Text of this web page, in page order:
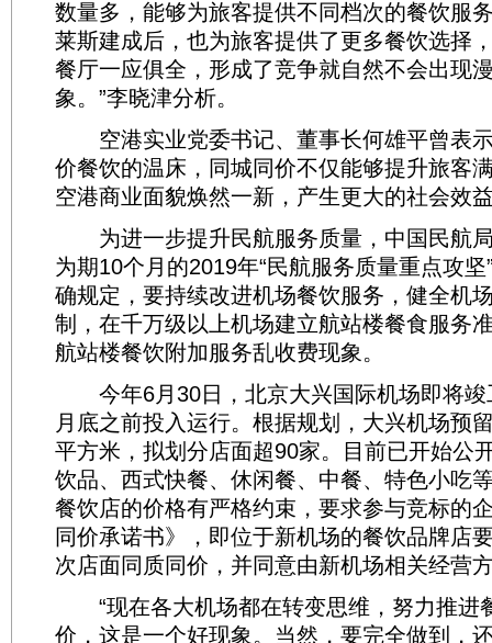
数量多，能够为旅客提供不同档次的餐饮服
莱斯建成后，也为旅客提供了更多餐饮选择
餐厅一应俱全，形成了竞争就自然不会出现
象。”李晓津分析。
空港实业党委书记、董事长何雄平曾表
价餐饮的温床，同城同价不仅能够提升旅客
空港商业面貌焕然一新，产生更大的社会效
为进一步提升民航服务质量，中国民航
为期10个月的2019年“民航服务质量重点攻
确规定，要持续改进机场餐饮服务，健全机
制，在千万级以上机场建立航站楼餐食服务
航站楼餐饮附加服务乱收费现象。
今年6月30日，北京大兴国际机场即将竣
月底之前投入运行。根据规划，大兴机场预
平方米，拟划分店面超90家。目前已开始公
饮品、西式快餐、休闲餐、中餐、特色小吃
餐饮店的价格有严格约束，要求参与竞标的
同价承诺书》，即位于新机场的餐饮品牌店
次店面同质同价，并同意由新机场相关经营
“现在各大机场都在转变思维，努力推进
价，这是一个好现象。当然，要完全做到，